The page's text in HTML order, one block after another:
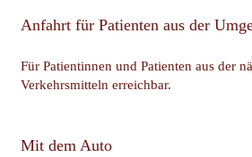
Anfahrt für Patienten aus der
Für Patientinnen und Patienten aus der
Verkehrsmitteln erreichbar.
Mit dem Auto